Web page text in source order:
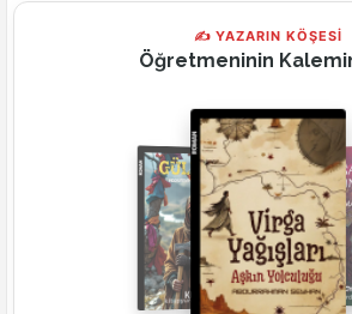
✍ YAZARIN KÖŞESİ
Öğretmeninin